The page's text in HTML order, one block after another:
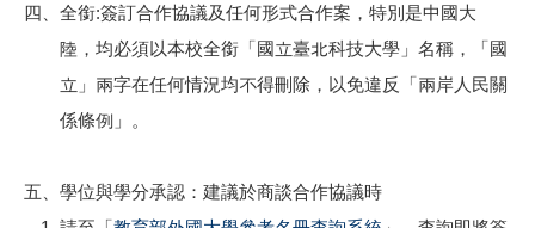
四、全銜:簽訂合作協議及任何形式合作案，特別是中國大
陸，均必須以本校全銜「國立臺北科技大學」名稱，「國
立」兩字在任何情況均不得刪除，以免違反「兩岸人民關
係條例」。
五、學位與學分承認：建議於商談合作協議時